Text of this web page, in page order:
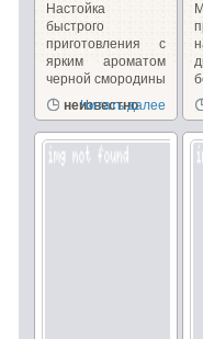
Настойка
быстрого
приготовления с
ярким ароматом
черной смородины
неизвестно
Читать далее